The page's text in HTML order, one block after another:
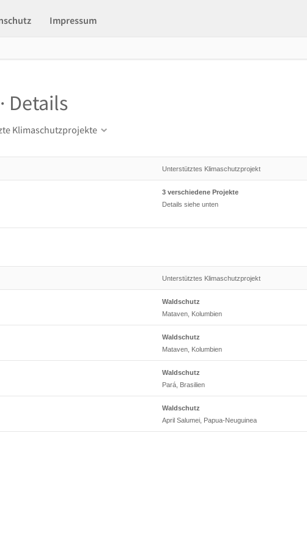
Impressum
Details
Klimaschutzprojekte
Unterstütztes Klimaschutzprojekt
3 verschiedene Projekte
Details siehe unten
Unterstütztes Klimaschutzprojekt
Waldschutz
Mataven, Kolumbien
Waldschutz
Mataven, Kolumbien
Waldschutz
Pará, Brasilien
Waldschutz
April Salumei, Papua-Neuguinea